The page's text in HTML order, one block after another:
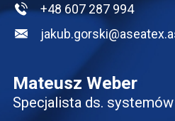
+48 607 287 994
Mateusz Weber
Specjalista ds.